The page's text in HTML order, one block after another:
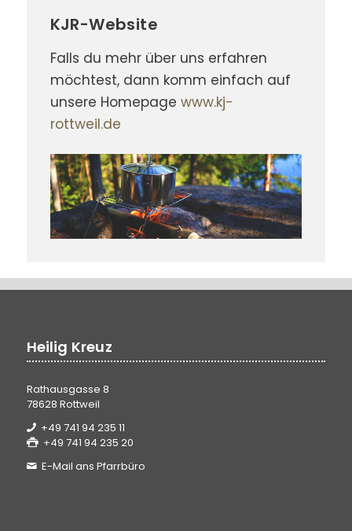
KJR-Website
Falls du mehr über uns erfahren
möchtest, dann komm einfach auf
unsere Homepage www.kj-
rottweil.de
Heilig Kreuz
Rathausgasse 8
78628 Rottweil
+49 741 94 235 11
+49 741 94 235 20
E-Mail ans Pfarrbüro